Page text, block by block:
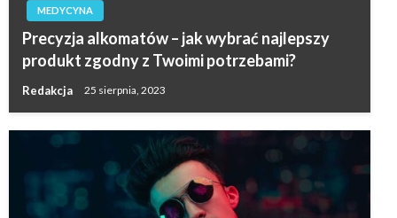
MEDYCYNA
Precyzja alkomatów – jak wybrać najlepszy
produkt zgodny z Twoimi potrzebami?
Redakcja 25 sierpnia, 2023